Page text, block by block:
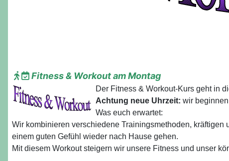
Fitness & Workout am Montag
Der Fitness & Workout-Kurs geht in
Achtung neue Uhrzeit: wir
Was euch erwartet:
Wir kombinieren verschiedene Trainingsmethoden,
einem guten Gefühl wieder nach Hause gehen.
Mit diesem Workout steigern wir unsere Fitness und unser